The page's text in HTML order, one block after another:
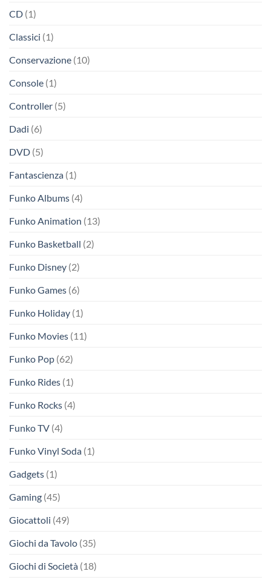
CD (1)
Classici (1)
Conservazione (10)
Console (1)
Controller (5)
Dadi (6)
DVD (5)
Fantascienza (1)
Funko Albums (4)
Funko Animation (13)
Funko Basketball (2)
Funko Disney (2)
Funko Games (6)
Funko Holiday (1)
Funko Movies (11)
Funko Pop (62)
Funko Rides (1)
Funko Rocks (4)
Funko TV (4)
Funko Vinyl Soda (1)
Gadgets (1)
Gaming (45)
Giocattoli (49)
Giochi da Tavolo (35)
Giochi di Società (18)